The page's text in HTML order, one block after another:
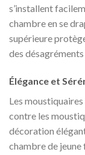
s’installent
chambre en se
supérieure
des
Élégance et
Les
contre les
décoration
chambre de